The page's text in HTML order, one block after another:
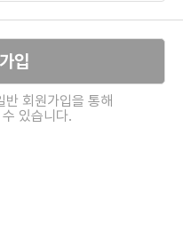
입
회원가입을 통해
있습니다.